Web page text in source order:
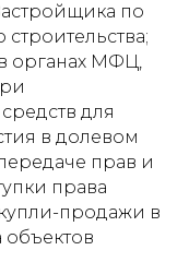
по
органах МФЦ,
для
в долевом
прав и
права
продажи в
объектов